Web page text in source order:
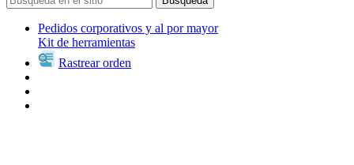
Pedidos corporativos y al por mayor
Kit de herramientas
Rastrear orden